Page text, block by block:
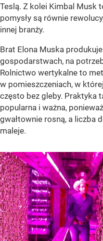
Teslą. Z kolei Kimbal Musk
pomysły są równie
innej branży.
Brat Elona Muska
gospodarstwach, na
Rolnictwo wertykalne to
w pomieszczeniach, w
często bez gleby. Praktyka
popularna i ważna,
gwałtownie rosną, a liczba
maleje.